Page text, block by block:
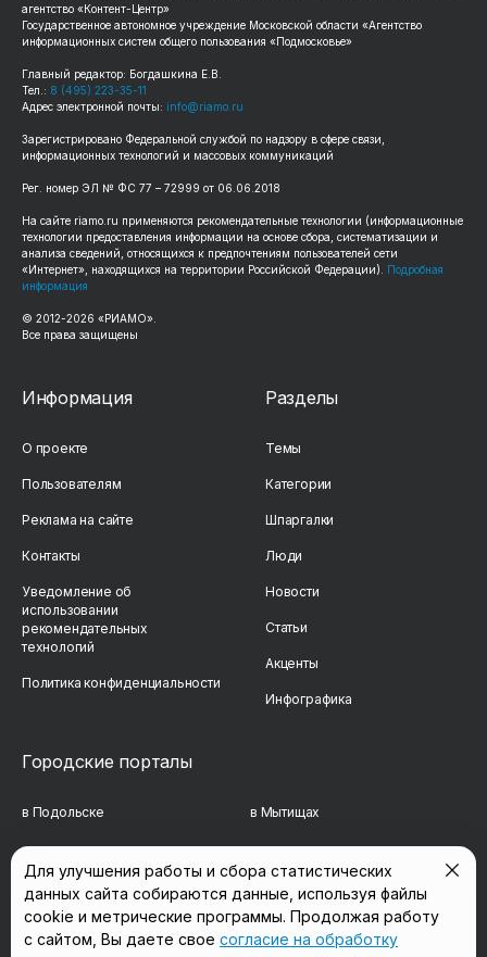
агентство «Контент-Центр»
Государственное автономное учреждение Московской области «Агентство
информационных систем общего пользования «Подмосковье»
Главный редактор: Богдашкина Е.В.
Тел.: 8 (495) 223-35-11
Адрес электронной почты: info@riamo.ru
Зарегистрировано Федеральной службой по надзору в сфере связи,
информационных технологий и массовых коммуникаций
Рег. номер ЭЛ № ФС 77 – 72999 от 06.06.2018
На сайте riamo.ru применяются рекомендательные технологии (информационные
технологии предоставления информации на основе сбора, систематизации и
анализа сведений, относящихся к предпочтениям пользователей сети
«Интернет», находящихся на территории Российской Федерации). Подробная
информация
© 2012-2026 «РИАМО».
Все права защищены
Информация
О проекте
Пользователям
Реклама на сайте
Контакты
Уведомление об
использовании
рекомендательных
технологий
Политика конфиденциальности
Разделы
Темы
Категории
Шпаргалки
Люди
Новости
Статьи
Акценты
Инфографика
Городские порталы
в Подольске в Мытищах
в Реутове
в Сергиевом Посаде в Люберцах
в Красногорске
Для улучшения работы и сбора статистических
данных сайта собираются данные, используя файлы
cookie и метрические программы. Продолжая работу
с сайтом, Вы даете свое согласие на обработку